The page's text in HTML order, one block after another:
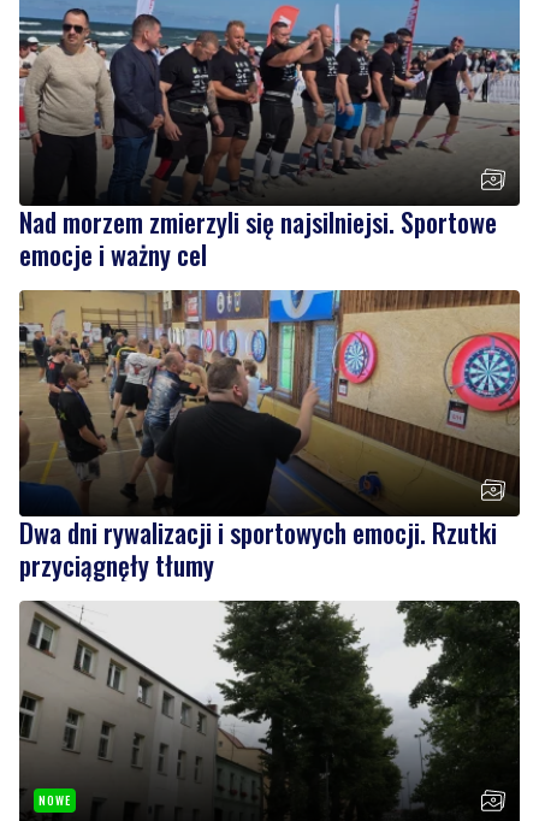
Nad morzem zmierzyli się najsilniejsi. Sportowe
emocje i ważny cel
Dwa dni rywalizacji i sportowych emocji. Rzutki
przyciągnęły tłumy
NOWE